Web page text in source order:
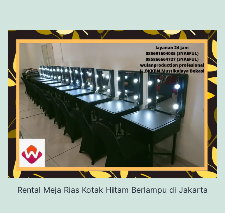
Rental Meja Rias Kotak Hitam Berlampu di Jakarta